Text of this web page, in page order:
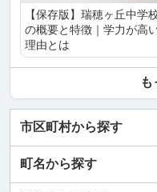
【保存版】瑞穂ヶ丘中学
の概要と特徴｜学力が高
理由とは
も
市区町村から探す
町名から探す